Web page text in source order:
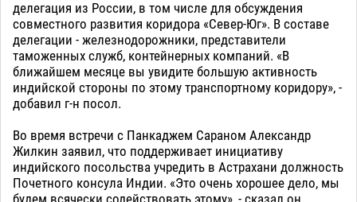
делегация из России, в том числе для обсуждения
совместного развития коридора «Север-Юг». В составе
делегации - железнодорожники, представители
таможенных служб, контейнерных компаний. «В
ближайшем месяце вы увидите большую активность
индийской стороны по этому транспортному коридору», -
добавил г-н посол.
Во время встречи с Панкаджем Сараном Александр
Жилкин заявил, что поддерживает инициативу
индийского посольства учредить в Астрахани должность
Почетного консула Индии. «Это очень хорошее дело, мы
будем всячески содействовать этому», - сказал он.